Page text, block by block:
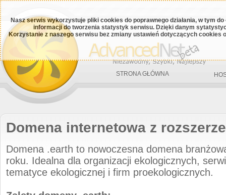
Nasz serwis wykorzystuje pliki cookies do poprawnego działania, w tym
informacji do tworzenia statystyk serwisu. Dzięki danym
Korzystanie z naszego serwisu bez zmiany ustawień dotyczących cookies
STRONA GŁÓWNA
Domena internetowa z
Domena .earth to nowoczesna domena
roku. Idealna dla organizacji ekologicznych,
tematyce ekologicznej i firm proekologicznych.